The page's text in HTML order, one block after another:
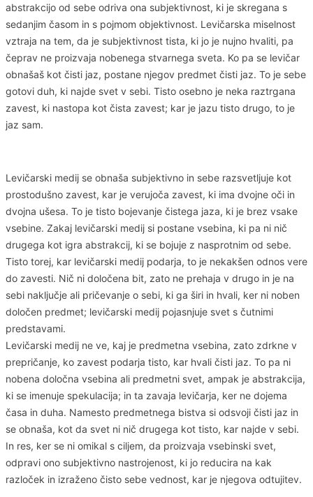
abstrakcijo od sebe odriva ona subjektivnost, ki je skregana s
sedanjim časom in s pojmom objektivnost. Levičarska miselnost
vztraja na tem, da je subjektivnost tista, ki jo je nujno hvaliti, pa
čeprav ne proizvaja nobenega stvarnega sveta. Ko pa se levičar
obnašaš kot čisti jaz, postane njegov predmet čisti jaz. To je sebe
gotovi duh, ki najde svet v sebi. Tisto osebno je neka raztrgana
zavest, ki nastopa kot čista zavest; kar je jazu tisto drugo, to je
jaz sam.
Levičarski medij se obnaša subjektivno in sebe razsvetljuje kot
prostodušno zavest, kar je verujoča zavest, ki ima dvojne oči in
dvojna ušesa. To je tisto bojevanje čistega jaza, ki je brez vsake
vsebine. Zakaj levičarski medij si postane vsebina, ki pa ni nič
drugega kot igra abstrakcij, ki se bojuje z nasprotnim od sebe.
Tisto torej, kar levičarski medij podarja, to je nekakšen odnos vere
do zavesti. Nič ni določena bit, zato ne prehaja v drugo in je na
sebi naključje ali pričevanje o sebi, ki ga širi in hvali, ker ni noben
določen predmet; levičarski medij pojasnjuje svet s čutnimi
predstavami.
Levičarski medij ne ve, kaj je predmetna vsebina, zato zdrkne v
prepričanje, ko zavest podarja tisto, kar hvali čisti jaz. To pa ni
nobena določna vsebina ali predmetni svet, ampak je abstrakcija,
ki se imenuje spekulacija; in ta zavaja levičarja, ker ne dojema
časa in duha. Namesto predmetnega bistva si odsvoji čisti jaz in
se obnaša, kot da svet ni nič drugega kot tisto, kar najde v sebi.
In res, ker se ni omikal s ciljem, da proizvaja vsebinski svet,
odpravi ono subjektivno nastrojenost, ki jo reducira na kak
razloček in izraženo čisto sebe vednost, kar je njegova odtujitev.